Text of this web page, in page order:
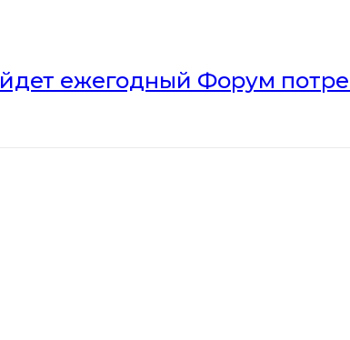
ежегодный Форум